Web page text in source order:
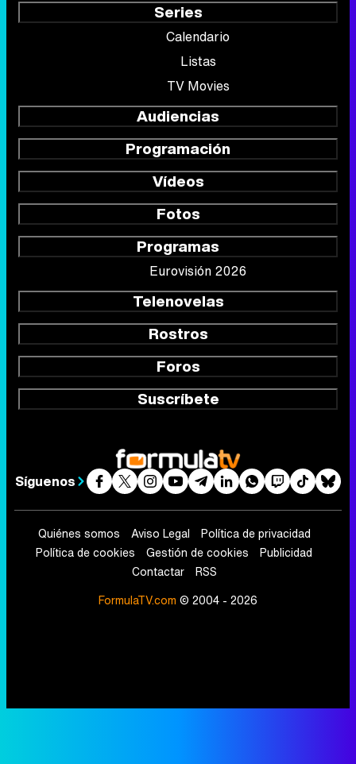
Series
Calendario
Listas
TV Movies
Audiencias
Programación
Vídeos
Fotos
Programas
Eurovisión 2026
Telenovelas
Rostros
Foros
Suscríbete
Síguenos
Quiénes somos Aviso Legal
Política de privacidad
Política de cookies
Gestión de cookies
Publicidad
Contactar
RSS
FormulaTV.com © 2004 - 2026